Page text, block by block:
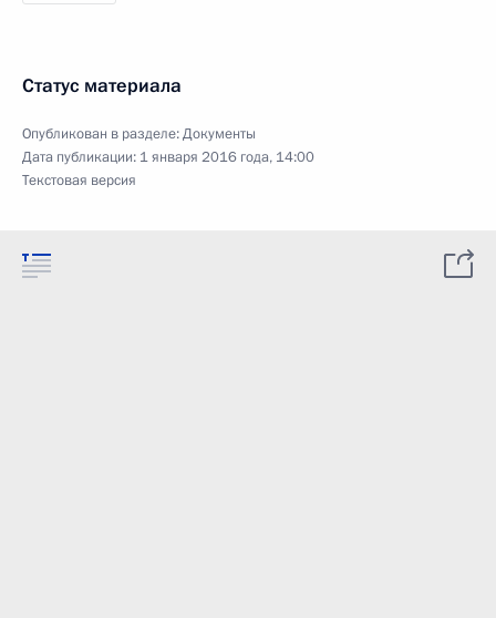
Статус материала
Опубликован в разделе:Документы
Дата публикации: 1 января 2016 года, 14:00
Текстовая версия